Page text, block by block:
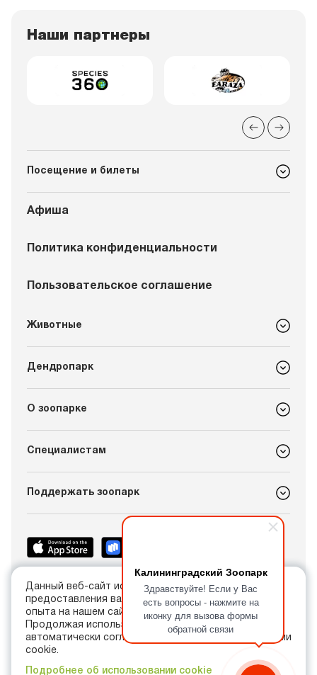
Калининградский Зоопарк
Здравствуйте! Если у Вас
есть вопросы - нажмите на
иконку для вызова формы
обратной связи
Данный веб-сайт использует cookie в целях
предоставления вам лучшего пользовательского
опыта на нашем сайте.
Продолжая использовать данный сайт, вы
автоматически соглашаетесь с использованием нами
cookie.
Подробнее об использовании cookie
Наши партнеры
Посещение и билеты
Афиша
Политика конфиденциальности
Пользовательское соглашение
Животные
Дендропарк
О зоопарке
Специалистам
Поддержать зоопарк
+7 (4012) 21-89-14
info@kldzoo.ru
Россия, г. Калининград, проспект Мира, 26